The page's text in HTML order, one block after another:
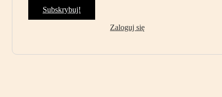
Subskrybuj!
Zaloguj się